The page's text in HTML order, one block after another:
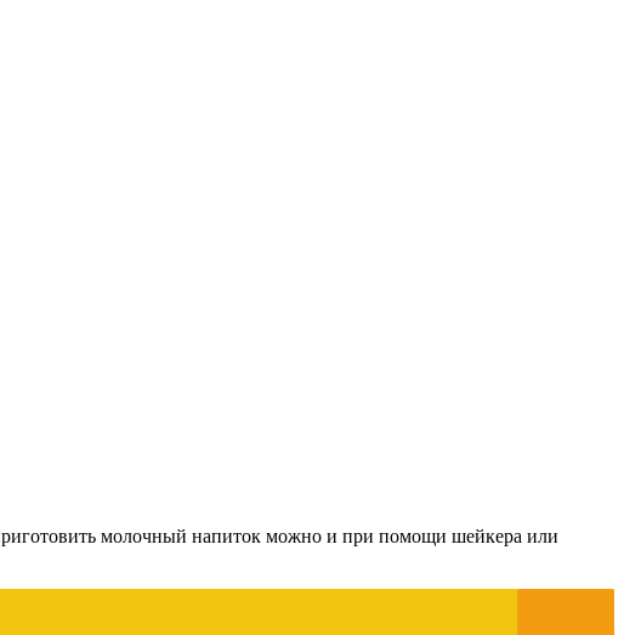
молочный напиток можно и при помощи шейкера или